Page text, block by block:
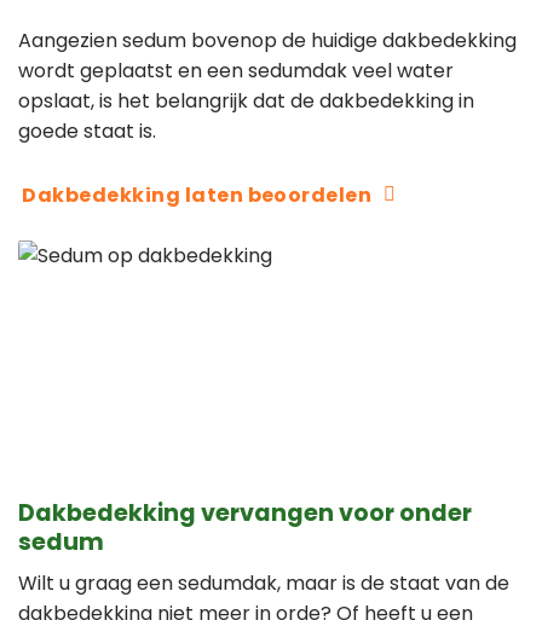
Aangezien sedum bovenop de huidige dakbedekking
wordt geplaatst en een sedumdak veel water
opslaat, is het belangrijk dat de dakbedekking in
goede staat is.
Dakbedekking laten beoordelen
Dakbedekking vervangen voor onder
sedum
Wilt u graag een sedumdak, maar is de staat van de
dakbedekking niet meer in orde? Of heeft u een